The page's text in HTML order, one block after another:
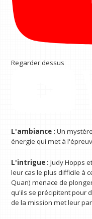
Regarder dessus
L'ambiance : Un
énergie qui met à
L'intrigue : Judy Hopps
leur cas le plus difficile à
Quan) menace de
qu'ils se précipitent pour
de la mission met leur